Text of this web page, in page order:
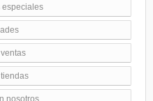
especiales
nosotros